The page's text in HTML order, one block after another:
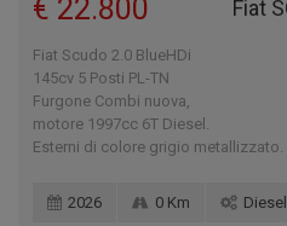
€ 22.800
Fiat Scudo 2.0 BlueHDi
145cv 5 Posti PL-TN
Furgone Combi nuova,
motore 1997cc 6T Diesel.
Esterni di colore grigio metallizzato.
2026 0 Km Diesel